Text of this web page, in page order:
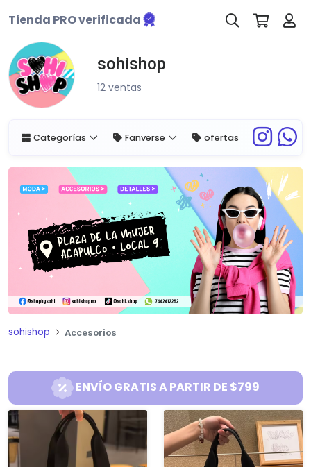
Tienda PRO verificada
sohishop
12 ventas
Categorías Fanverse ofertas
sohishop Accesorios
ENVÍO GRATIS A PARTIR DE $799